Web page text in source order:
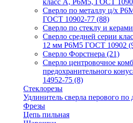
класс А, Р6М5, ГОСТ
Сверло по металлу ц/х
ГОСТ 10902-77 (88)
Сверло по стеклу и
Сверло средней серии
12 мм Р6М5 ГОСТ 10902
Сверло Форстнера (21)
Сверло центровочное
предохранительного
14952-75 (8)
Стеклорезы
Удлинитель сверла перового по
Фрезы
Цепь пильная